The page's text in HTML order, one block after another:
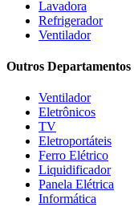
Hot Sat
HP
JB
Kaiki
kasper
Kaza
Leifer
Lenoxx
Lavadora
Refrigerador
Ventilador
Outros Departamentos
Ventilador
Eletrônicos
TV
Eletroportáteis
Ferro Elétrico
Liquidificador
Panela Elétrica
Informática